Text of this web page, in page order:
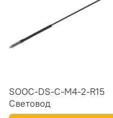
SOOC-DS-C-M4-2-R15
Световод